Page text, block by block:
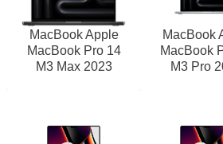
MacBook Apple
MacBook Pro 14
M3 Max 2023
MacBook
MacBook
M3 Pro